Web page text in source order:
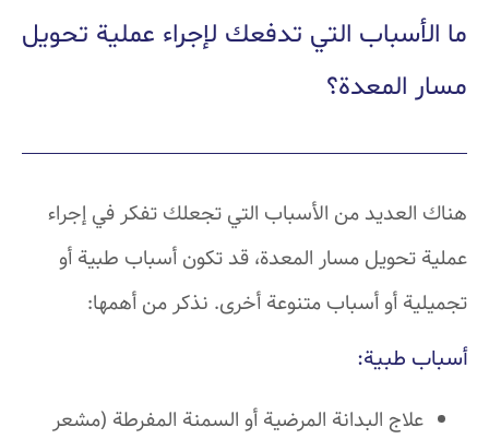
ما الأسباب التي تدفعك لإجراء عملية تحويل
مسار المعدة؟
هناك العديد من الأسباب التي تجعلك تفكر في إجراء
عملية تحويل مسار المعدة، قد تكون أسباب طبية أو
تجميلية أو أسباب متنوعة أخرى. نذكر من أهمها:
أسباب طبية:
علاج البدانة المرضية أو السمنة المفرطة (مشعر